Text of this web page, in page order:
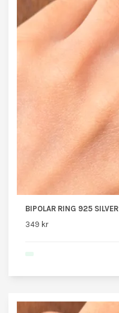
BIPOLAR RING 925 SILVER
349 kr